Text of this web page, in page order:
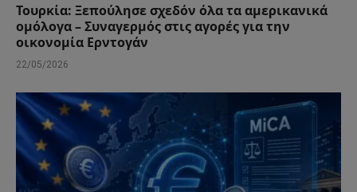
Τουρκία: Ξεπούλησε σχεδόν όλα τα αμερικανικά
ομόλογα – Συναγερμός στις αγορές για την
οικονομία Ερντογάν
22/05/2026